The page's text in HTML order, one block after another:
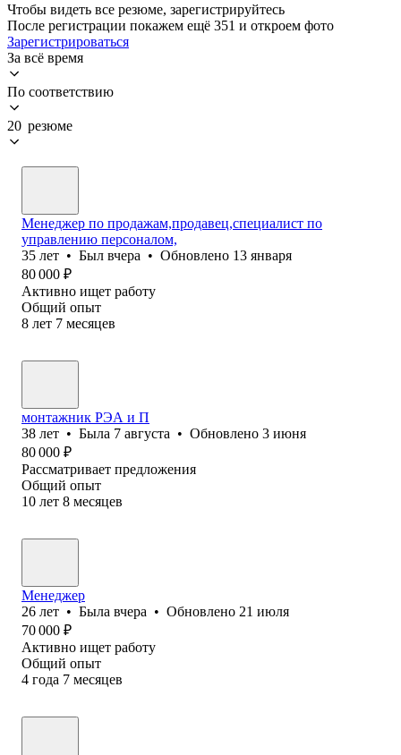
Чтобы видеть все резюме, зарегистрируйтесь
После регистрации покажем ещё 351 и откроем фото
Зарегистрироваться
За всё время
По соответствию
20 резюме
Менеджер по продажам,продавец,специалист по
управлению персоналом,
35 лет • Был вчера • Обновлено 13 января
80 000 ₽
Активно ищет работу
Общий опыт
8 лет 7 месяцев
монтажник РЭА и П
38 лет • Была 7 августа • Обновлено 3 июня
80 000 ₽
Рассматривает предложения
Общий опыт
10 лет 8 месяцев
Менеджер
26 лет • Была вчера • Обновлено 21 июля
70 000 ₽
Активно ищет работу
Общий опыт
4 года 7 месяцев